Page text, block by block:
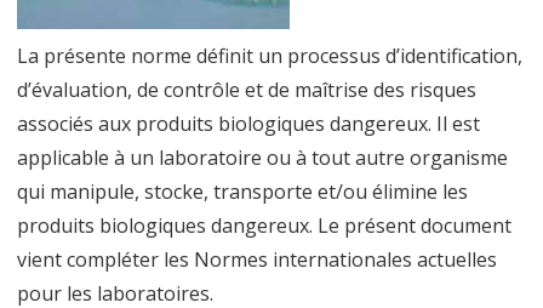
les
laboratoires
et
autres
organismes
La présente norme définit un processus d’identification,
d’évaluation, de contrôle et de maîtrise des risques
associés aux produits biologiques dangereux. Il est
applicable à un laboratoire ou à tout autre organisme
qui manipule, stocke, transporte et/ou élimine les
produits biologiques dangereux. Le présent document
vient compléter les Normes internationales actuelles
pour les laboratoires.